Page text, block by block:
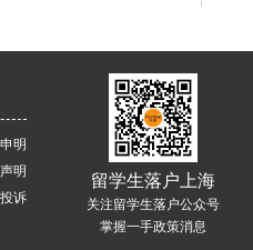
明
明
诉
留学生落户上海
关注留学生落户公众号
掌握一手政策消息